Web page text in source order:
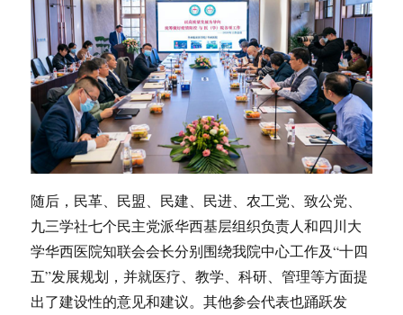
随后，民革、民盟、民建、民进、农工党、致公党、
九三学社七个民主党派华西基层组织负责人和四川大
学华西医院知联会会长分别围绕我院中心工作及“十四
五”发展规划，并就医疗、教学、科研、管理等方面提
出了建设性的意见和建议。其他参会代表也踊跃发